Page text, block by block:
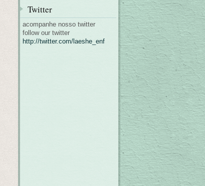
Twitter
acompanhe nosso twitter
follow our twitter
http://twitter.com/laeshe_enf